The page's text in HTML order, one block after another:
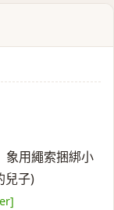
象用繩索捆綁小
兒子)